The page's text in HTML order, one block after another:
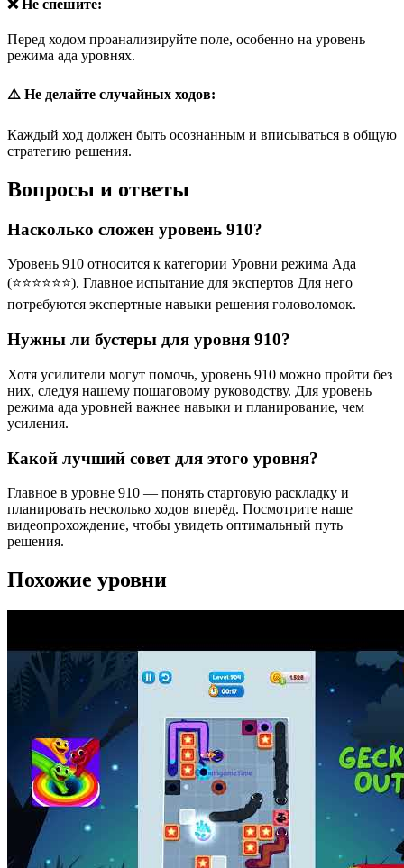
❌ Не спешите:
Перед ходом проанализируйте поле, особенно на уровень
режима ада уровнях.
⚠️ Не делайте случайных ходов:
Каждый ход должен быть осознанным и вписываться в общую
стратегию решения.
Вопросы и ответы
Насколько сложен уровень 910?
Уровень 910 относится к категории Уровни режима Ада
(⭐⭐⭐⭐⭐⭐). Главное испытание для экспертов Для него
потребуются экспертные навыки решения головоломок.
Нужны ли бустеры для уровня 910?
Хотя усилители могут помочь, уровень 910 можно пройти без
них, следуя нашему пошаговому руководству. Для уровень
режима ада уровней важнее навыки и планирование, чем
усиления.
Какой лучший совет для этого уровня?
Главное в уровне 910 — понять стартовую раскладку и
планировать несколько ходов вперёд. Посмотрите наше
видеопрохождение, чтобы увидеть оптимальный путь
решения.
Похожие уровни